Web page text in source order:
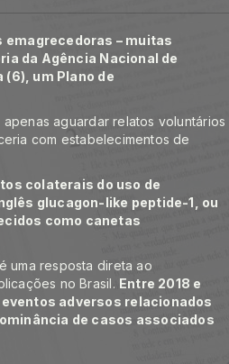
– muitas
da Agência Nacional de
um Plano de
aguardar relatos voluntários
com estabelecimentos de
colaterais do uso de
glucagon-like peptide-1, ou
como canetas
uma resposta direta ao
no Brasil. Entre 2018 e
adversos relacionados
de casos associados